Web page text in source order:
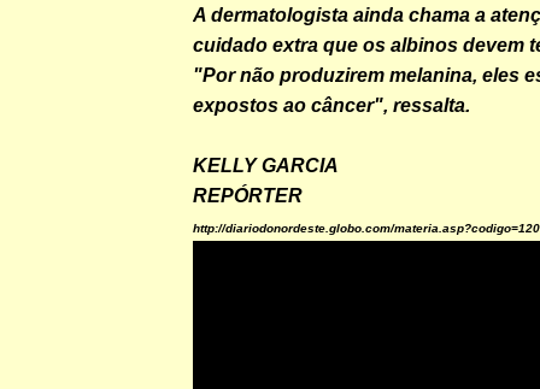
A dermatologista ainda chama a
cuidado extra que os albinos devem
"Por não produzirem melanina, eles
expostos ao câncer", ressalta.
KELLY GARCIA
REPÓRTER
http://diariodonordeste.globo.com/